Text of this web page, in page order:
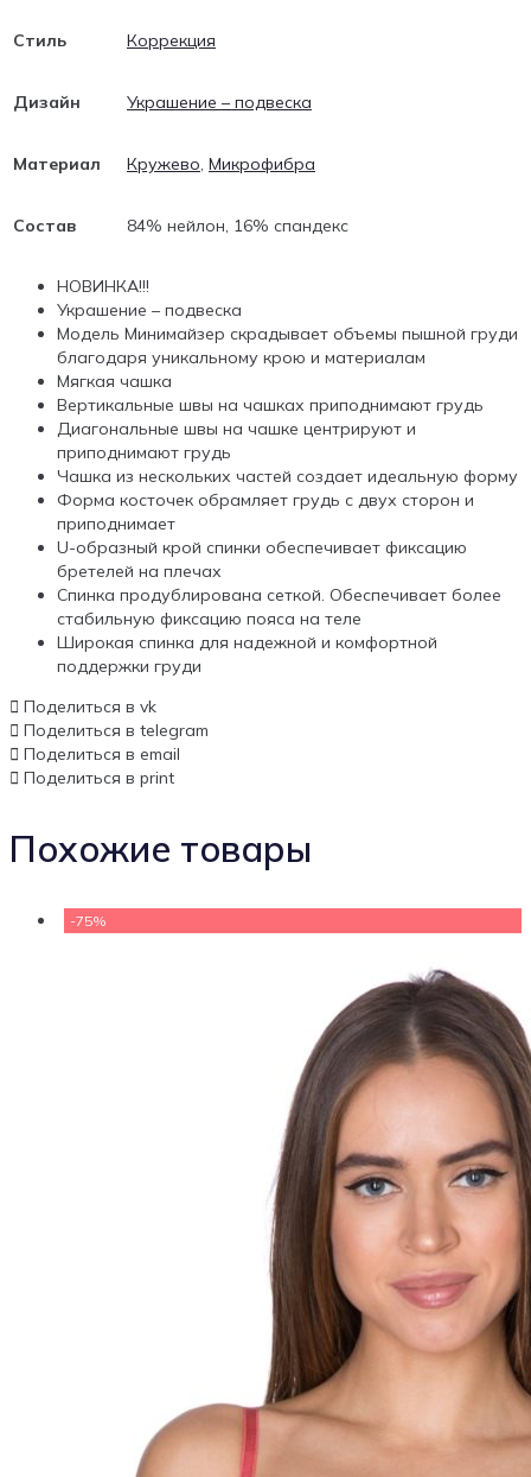
Стиль Коррекция
Дизайн Украшение – подвеска
Материал Кружево, Микрофибра
Состав 84% нейлон, 16% спандекс
НОВИНКА!!!
Украшение – подвеска
Модель Минимайзер скрадывает объемы пышной груди
благодаря уникальному крою и материалам
Мягкая чашка
Вертикальные швы на чашках приподнимают грудь
Диагональные швы на чашке центрируют и
приподнимают грудь
Чашка из нескольких частей создает идеальную форму
Форма косточек обрамляет грудь с двух сторон и
приподнимает
U-образный крой спинки обеспечивает фиксацию
бретелей на плечах
Спинка продублирована сеткой. Обеспечивает более
стабильную фиксацию пояса на теле
Широкая спинка для надежной и комфортной
поддержки груди
Поделиться в vk
Поделиться в telegram
Поделиться в email
Поделиться в print
Похожие товары
-75%